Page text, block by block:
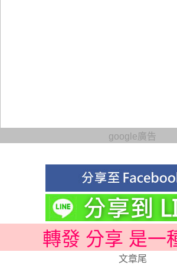
google廣告
轉發 分享 是一
文章尾